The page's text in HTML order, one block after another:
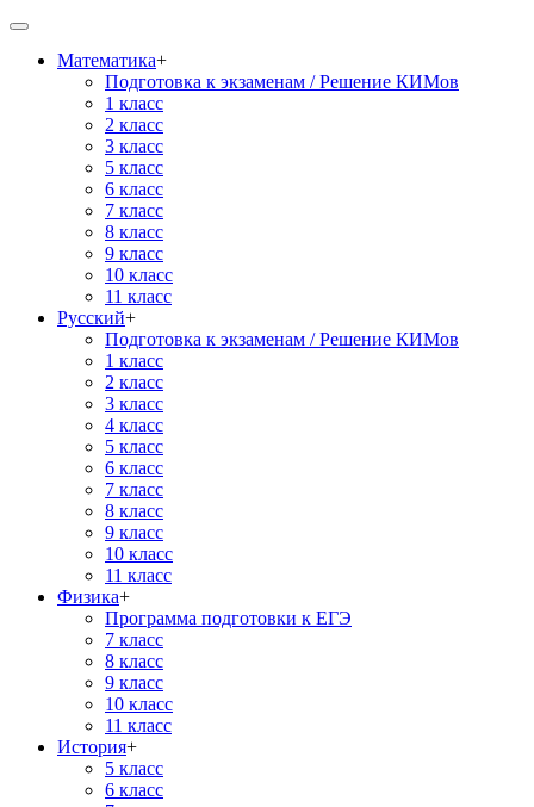
Математика+
Подготовка к экзаменам / Решение КИМов
1 класс
2 класс
3 класс
5 класс
6 класс
7 класс
8 класс
9 класс
10 класс
11 класс
Русский+
Подготовка к экзаменам / Решение КИМов
1 класс
2 класс
3 класс
4 класс
5 класс
6 класс
7 класс
8 класс
9 класс
10 класс
11 класс
Физика+
Программа подготовки к ЕГЭ
7 класс
8 класс
9 класс
10 класс
11 класс
История+
5 класс
6 класс